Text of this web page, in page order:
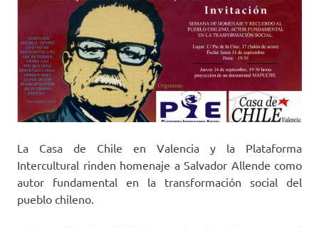
La Casa de Chile en Valencia y la Plataforma
Intercultural rinden homenaje a Salvador Allende como
autor fundamental en la transformación social del
pueblo chileno.